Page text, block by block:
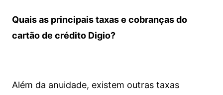
Quais as principais taxas e cobranças do
cartão de crédito Digio?
Além da anuidade, existem outras taxas